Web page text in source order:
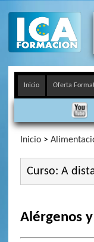
Inicio Oferta
Inicio>
Curso: A
Alérgenos